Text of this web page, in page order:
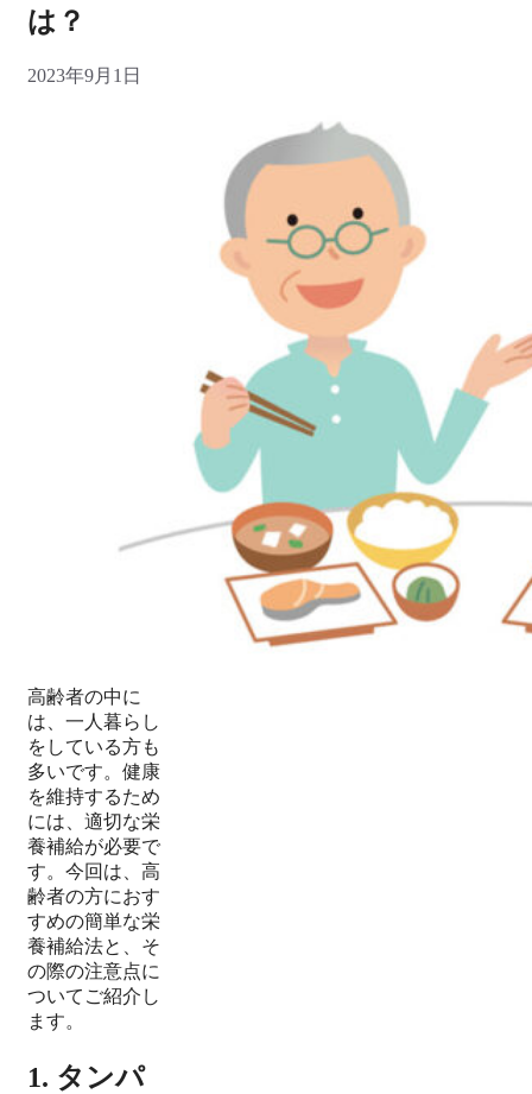
は？
2023年9月1日
高齢者の中に
は、一人暮らし
をしている方も
多いです。健康
を維持するため
には、適切な栄
養補給が必要で
す。今回は、高
齢者の方におす
すめの簡単な栄
養補給法と、そ
の際の注意点に
ついてご紹介し
ます。
1. タンパ